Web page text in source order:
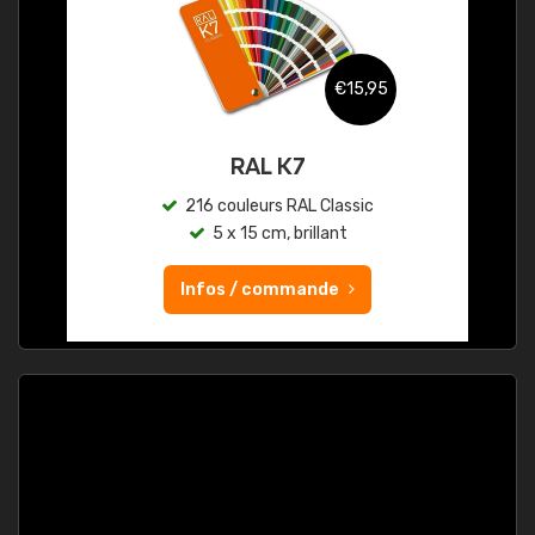
€15,95
RAL K7
216 couleurs RAL Classic
5 x 15 cm, brillant
Infos / commande